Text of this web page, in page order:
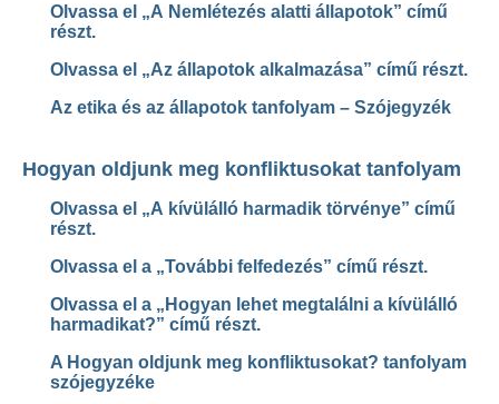
Olvassa el „A Nemlétezés alatti állapotok” című
részt.
Olvassa el „Az állapotok alkalmazása” című részt.
Az etika és az állapotok tanfolyam – Szójegyzék
Hogyan oldjunk meg konfliktusokat tanfolyam
Olvassa el „A kívülálló harmadik törvénye” című
részt.
Olvassa el a „További felfedezés” című részt.
Olvassa el a „Hogyan lehet megtalálni a kívülálló
harmadikat?” című részt.
A Hogyan oldjunk meg konfliktusokat? tanfolyam
szójegyzéke